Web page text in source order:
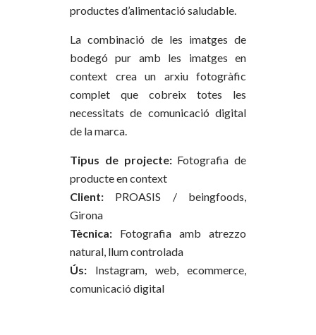
productes d’alimentació saludable.
La combinació de les imatges de
bodegó pur amb les imatges en
context crea un arxiu fotogràfic
complet que cobreix totes les
necessitats de comunicació digital
de la marca.
Tipus de projecte:Fotografia de
producte en context
Client: PROASIS / beingfoods,
Girona
Tècnica: Fotografia amb atrezzo
natural, llum controlada
Ús: Instagram, web, ecommerce,
comunicació digital